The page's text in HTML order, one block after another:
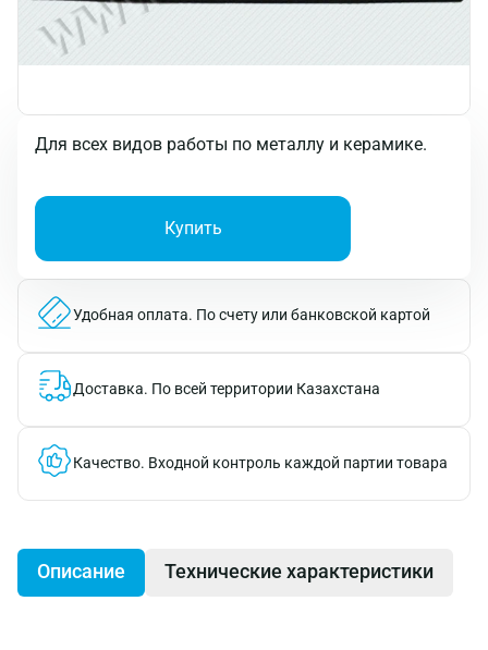
Для всех видов работы по металлу и керамике.
Купить
Удобная оплата. По счету или банковской картой
Доставка. По всей территории Казахстана
Качество. Входной контроль каждой партии товара
Описание Технические характеристики